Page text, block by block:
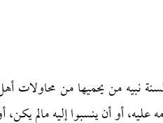
نبيه من يحميها من محاولات
أو أن ينسبوا إليه مالم يكن،